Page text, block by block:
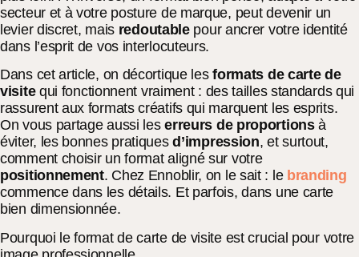
secteur et à votre posture de marque, peut devenir un
levier discret, mais redoutable pour ancrer votre identité
dans l’esprit de vos interlocuteurs.
Dans cet article, on décortique lesformats de carte de
visite qui fonctionnent vraiment : des tailles standards qui
rassurent aux formats créatifs qui marquent les esprits.
On vous partage aussi leserreurs de proportionsà
éviter, les bonnes pratiquesd’impression, et surtout,
comment choisir un format aligné sur votre
positionnement. Chez Ennoblir, on le sait : le branding
commence dans les détails. Et parfois, dans une carte
bien dimensionnée.
Pourquoi le format de carte de visite est crucial pour votre